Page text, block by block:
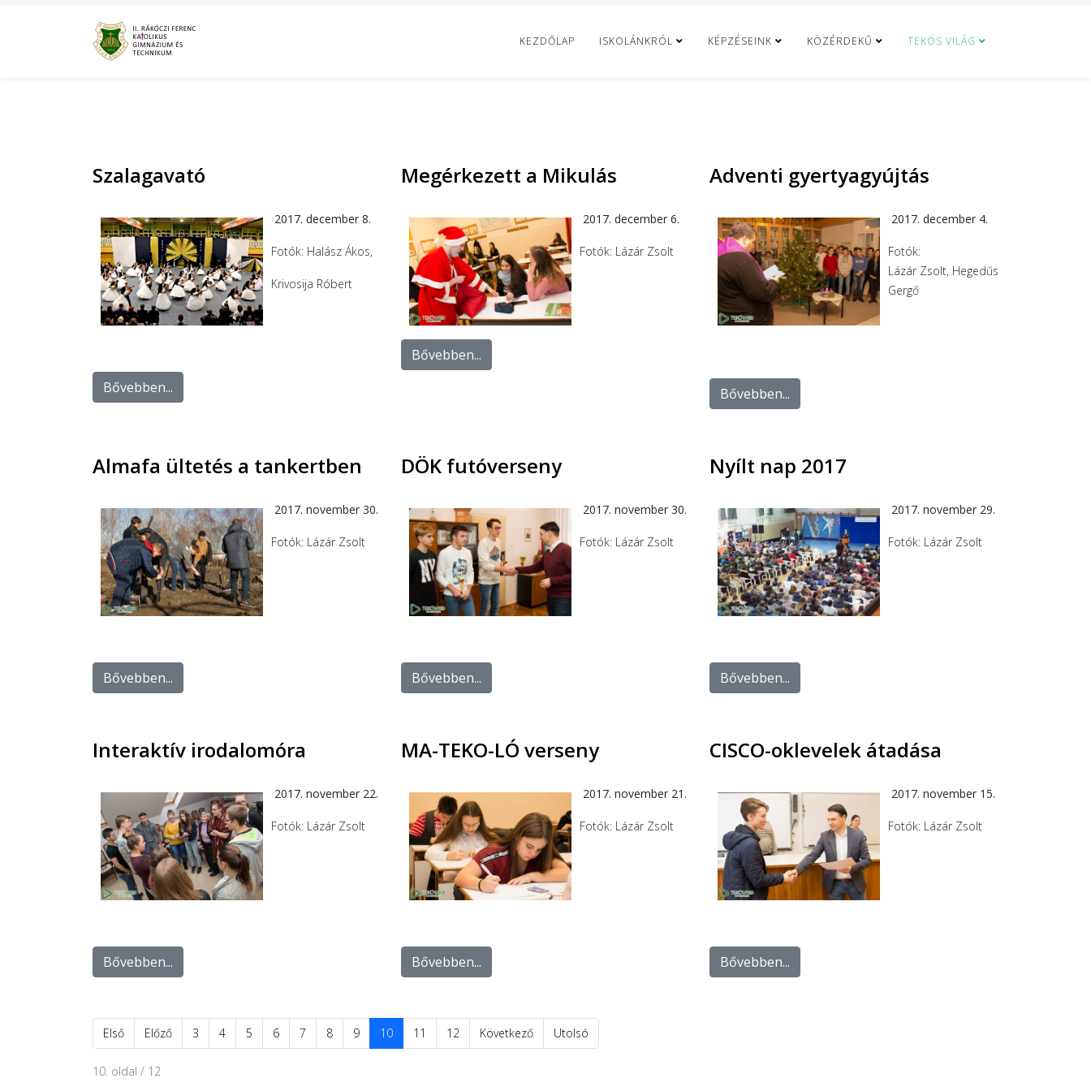
KEZDŐLAP ISKOLÁNKRÓL KÉPZÉSEINK KÖZÉRDEKŰ TEKÓS VILÁG
Szalagavató
2017. december 8.
Fotók: Halász Ákos,
Krivosija Róbert
Bővebben...
Megérkezett a Mikulás
2017. december 6.
Fotók: Lázár Zsolt
Bővebben...
Adventi gyertyagyújtás
2017. december 4.
Fotók:
Lázár Zsolt, Hegedűs
Gergő
Bővebben...
Almafa ültetés a tankertben
2017. november 30.
Fotók: Lázár Zsolt
Bővebben...
DÖK futóverseny
2017. november 30.
Fotók: Lázár Zsolt
Bővebben...
Nyílt nap 2017
2017. november 29.
Fotók: Lázár Zsolt
Bővebben...
Interaktív irodalomóra
2017. november 22.
Fotók: Lázár Zsolt
Bővebben...
MA-TEKO-LÓ verseny
2017. november 21.
Fotók: Lázár Zsolt
Bővebben...
CISCO-oklevelek átadása
2017. november 15.
Fotók: Lázár Zsolt
Bővebben...
Első Előző 3 4 5 6 7 8 9 10 11 12 Következő Utolsó
10. oldal / 12